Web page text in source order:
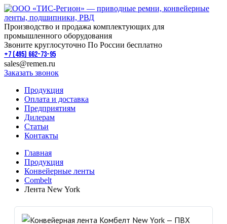
Производство и продажа комплектующих для
промышленного оборудования
Звоните круглосуточно По России бесплатно
+7 (495) 662-73-95
sales@remen.ru
Заказать звонок
Продукция
Оплата и доставка
Предприятиям
Дилерам
Статьи
Контакты
Главная
Продукция
Конвейерные ленты
Combelt
Лента New York